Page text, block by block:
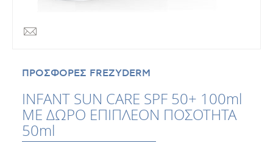
ΠΡΟΣΦΟΡΕΣ FREZYDERM
INFANT SUN CARE SPF 50+ 100ml
ΜΕ ΔΩΡΟ ΕΠΙΠΛΕΟΝ ΠΟΣΟΤΗΤΑ
50ml